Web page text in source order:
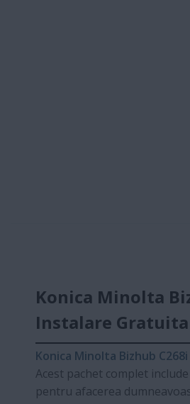
Konica Minolta
Instalare Gratuita
Konica Minolta Bizhub C268i
Acest pachet complet include
pentru afacerea